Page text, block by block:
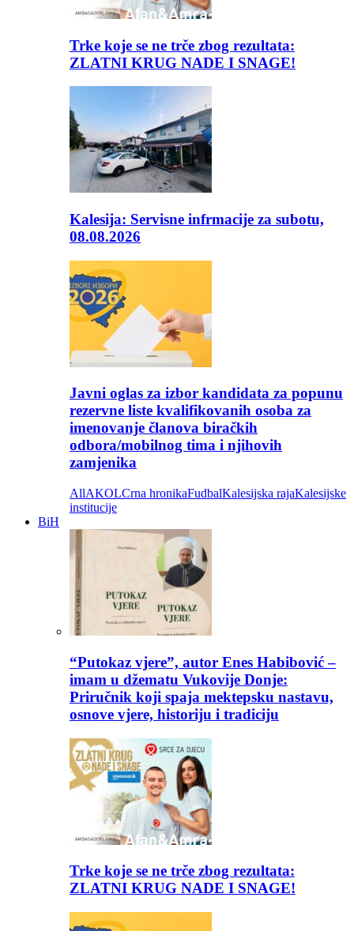
Trke koje se ne trče zbog rezultata:
ZLATNI KRUG NADE I SNAGE!
Kalesija: Servisne infrmacije za subotu,
08.08.2026
Javni oglas za izbor kandidata za popunu
rezervne liste kvalifikovanih osoba za
imenovanje članova biračkih
odbora/mobilnog tima i njihovih
zamjenika
AllAKOLCrna hronikaFudbalKalesijska rajaKalesijske
institucije
BiH
“Putokaz vjere”, autor Enes Habibović –
imam u džematu Vukovije Donje:
Priručnik koji spaja mektepsku nastavu,
osnove vjere, historiju i tradiciju
Trke koje se ne trče zbog rezultata:
ZLATNI KRUG NADE I SNAGE!